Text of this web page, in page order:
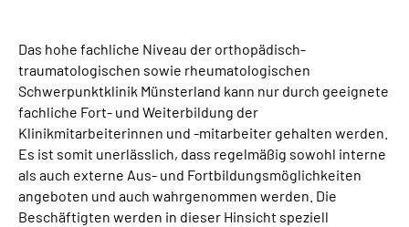
Leichte Sprache
Gebärdensprache
Das hohe fachliche Niveau der orthopädisch-
traumatologischen sowie rheumatologischen
Schwerpunktklinik Münsterland kann nur durch geeignete
fachliche Fort- und Weiterbildung der
Klinikmitarbeiterinnen und -mitarbeiter gehalten werden.
Es ist somit unerlässlich, dass regelmäßig sowohl interne
als auch externe Aus- und Fortbildungsmöglichkeiten
angeboten und auch wahrgenommen werden. Die
Beschäftigten werden in dieser Hinsicht speziell